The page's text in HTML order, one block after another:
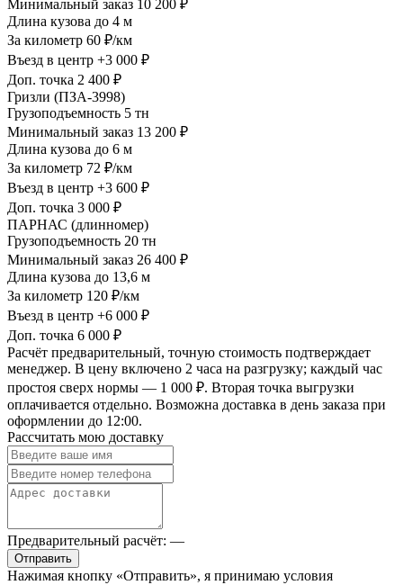
Минимальный заказ 10 200 ₽
Длина кузова до 4 м
За километр 60 ₽/км
Въезд в центр +3 000 ₽
Доп. точка 2 400 ₽
Гризли (ПЗА-3998)
Грузоподъемность 5 тн
Минимальный заказ 13 200 ₽
Длина кузова до 6 м
За километр 72 ₽/км
Въезд в центр +3 600 ₽
Доп. точка 3 000 ₽
ПАРНАС (длинномер)
Грузоподъемность 20 тн
Минимальный заказ 26 400 ₽
Длина кузова до 13,6 м
За километр 120 ₽/км
Въезд в центр +6 000 ₽
Доп. точка 6 000 ₽
Расчёт предварительный, точную стоимость подтверждает
менеджер. В цену включено 2 часа на разгрузку; каждый час
простоя сверх нормы — 1 000 ₽. Вторая точка выгрузки
оплачивается отдельно. Возможна доставка в день заказа при
оформлении до 12:00.
Рассчитать мою доставку
Предварительный расчёт: —
Отправить
Нажимая кнопку «Отправить», я принимаю условия